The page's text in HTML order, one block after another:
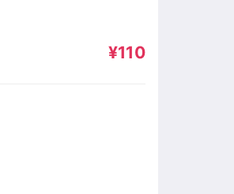
¥110